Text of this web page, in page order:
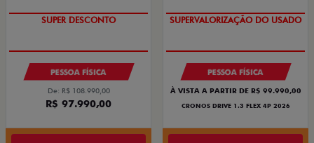
SUPER DESCONTO
PESSOA FÍSICA
De: R$ 108.990,00
R$ 97.990,00
SUPERVALORIZAÇÃO DO USADO
PESSOA FÍSICA
À VISTA A PARTIR DE R$ 99.990,00
CRONOS DRIVE 1.3 FLEX 4P 2026